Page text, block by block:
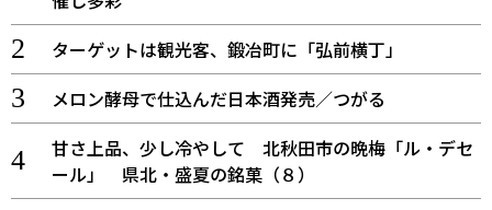
ターゲットは観光客、鍛冶町に「弘前横丁」
メロン酵母で仕込んだ日本酒発売／つがる
甘さ上品、少し冷やして 北秋田市の晩梅「ル・デセ
ール」 県北・盛夏の銘菓（８）